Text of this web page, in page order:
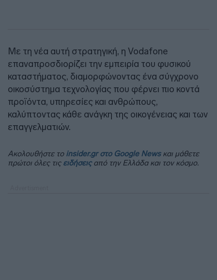
Με τη νέα αυτή στρατηγική, η Vodafone
επαναπροσδιορίζει την εμπειρία του φυσικού
καταστήματος, διαμορφώνοντας ένα σύγχρονο
οικοσύστημα τεχνολογίας που φέρνει πιο κοντά
προϊόντα, υπηρεσίες και ανθρώπους,
καλύπτοντας κάθε ανάγκη της οικογένειας και των
επαγγελματιών.
Ακολουθήστε το insider.gr στο Google Newsκαι μάθετε
πρώτοι όλες τις ειδήσειςαπό την Ελλάδα και τον κόσμο.